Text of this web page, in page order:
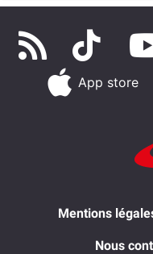
App store
Mentions
Nous